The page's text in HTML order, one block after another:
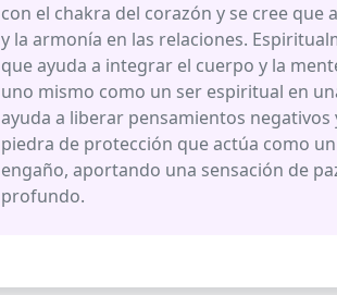
con el chakra del corazón y se cree
y la armonía en las relaciones.
que ayuda a integrar el cuerpo y la
uno mismo como un ser espiritual en
ayuda a liberar pensamientos
piedra de protección que actúa como
engaño, aportando una sensación de
profundo.